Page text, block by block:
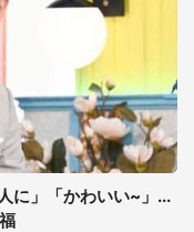
に」「かわいい~」...